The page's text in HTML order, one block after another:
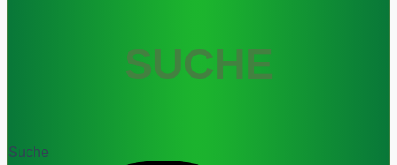
SUCHE
Suche